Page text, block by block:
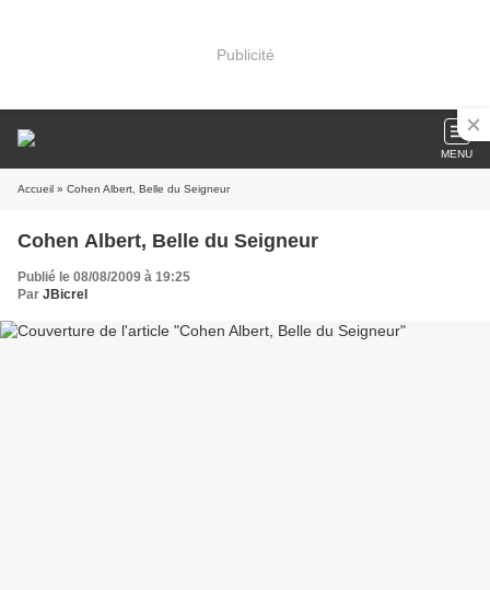
Publicité
MENU
Accueil » Cohen Albert, Belle du Seigneur
Cohen Albert, Belle du Seigneur
Publié le 08/08/2009 à 19:25
Par JBicrel